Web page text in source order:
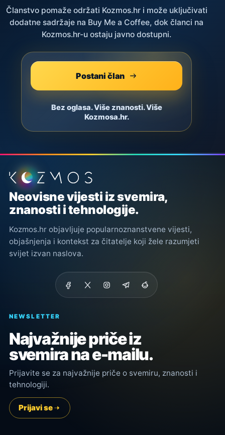
Članstvo pomaže održati Kozmos.hr i može uključivati
dodatne sadržaje na Buy Me a Coffee, dok članci na
Kozmos.hr-u ostaju javno dostupni.
Postani član
Bez oglasa. Više znanosti. Više
Kozmosa.hr.
Podnožje stranice
Neovisne vijesti iz svemira,
znanosti i tehnologije.
Kozmos.hr objavljuje popularnoznanstvene vijesti,
objašnjenja i kontekst za čitatelje koji žele razumjeti
svijet izvan naslova.
NEWSLETTER
Najvažnije priče iz
svemira na e-mailu.
Prijavite se za najvažnije priče o svemiru, znanosti i
tehnologiji.
Prijavi se